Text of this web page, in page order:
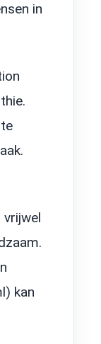
in
kan